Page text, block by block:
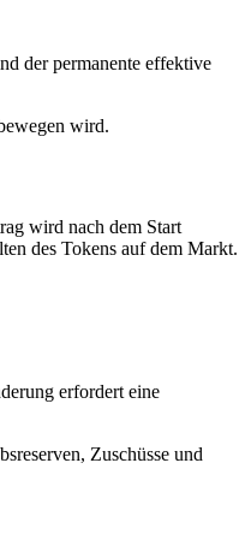
der permanente effektive
wird.
wird nach dem Start
des Tokens auf dem Markt.
erfordert eine
Zuschüsse und